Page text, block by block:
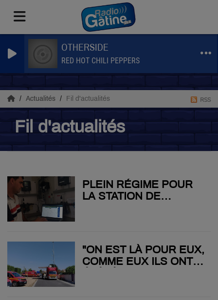
OTHERSIDE
RED HOT CHILI PEPPERS
Actualités Fil d'actualités
Fil d'actualités
RSS
PLEIN RÉGIME POUR
LA STATION DE
"ON EST LÀ POUR EUX,
COMME EUX ILS ONT